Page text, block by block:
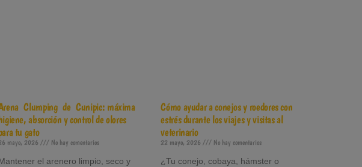
Clumping de Cunipic: máxima
absorción y control de olores
tu gato
mayo, 2026 No hay comentarios
el arenero limpio, seco y
Cómo ayudar a conejos y roedores con
estrés durante los viajes y visitas al
veterinario
22 mayo, 2026 No hay comentarios
¿Tu conejo, cobaya, hámster o